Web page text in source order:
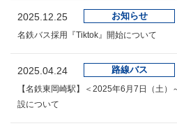
2025.12.25 お知らせ
名鉄バス採用『Tiktok』開始について
2025.04.24 路線バス
【名鉄東岡崎駅】＜2025年6月7日（土
設について